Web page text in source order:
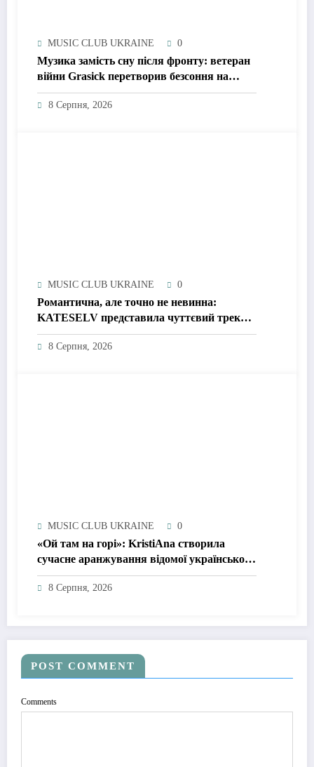
MUSIC CLUB UKRAINE 0
Музика замість сну після фронту: ветеран
війни Grasick перетворив безсоння на
дебютний альбом «Поетроніка»
8 Серпня, 2026
MUSIC CLUB UKRAINE 0
Романтична, але точно не невинна:
KATESELV представила чуттєвий трек
«Love Supplier»
8 Серпня, 2026
MUSIC CLUB UKRAINE 0
«Ой там на горі»: KristiAna створила
сучасне аранжування відомої української
народної пісні
8 Серпня, 2026
POST COMMENT
Comments